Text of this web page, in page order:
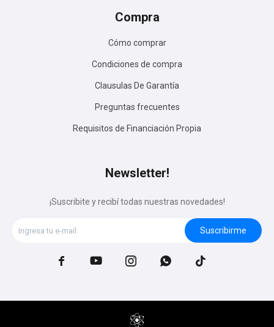
Compra
Cómo comprar
Condiciones de compra
Clausulas De Garantía
Preguntas frecuentes
Requisitos de Financiación Propia
Newsletter!
¡Suscribite y recibí todas nuestras novedades!
Suscribirme
    